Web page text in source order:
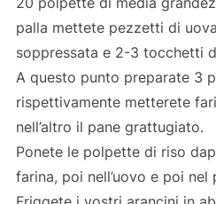
palla mettete pezzetti di
soppressata e 2-3 tocchetti
A questo punto preparate 3
rispettivamente metterete
nell’altro il pane grattugiato.
Ponete le polpette di riso
farina, poi nell’uovo e poi